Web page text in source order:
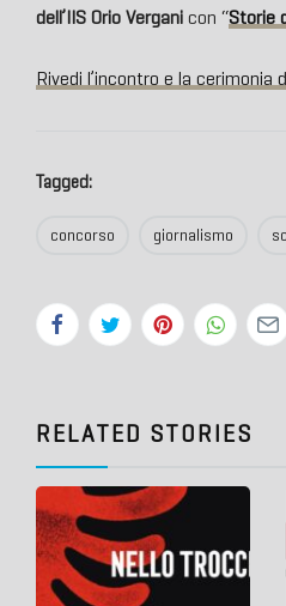
dell’IIS Orio Vergani con “Storie
Rivedi l’incontro e la cerimonia
Tagged:
concorso giornalismo
RELATED STORIES